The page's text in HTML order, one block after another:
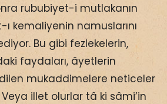
rububiyet-i mutlakanın
ı kemaliyenin namuslarını
Bu gibi fezlekelerin,
faydaları, âyetlerin
mukaddimelere neticeler
illet olurlar tâ ki sâmi’in